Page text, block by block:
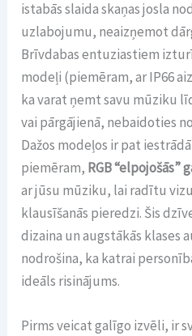
istabās slaida skaņas josla
uzlabojumu, neaizņemot
Brīvdabas entuziastiem
modeļi (piemēram, ar IP66
ka varat ņemt savu mūziku
vai pārgājienā, nebaidoties
Dažos modeļos ir pat
piemēram, RGB “elpojošās”
ar jūsu mūziku, lai radītu
klausīšanās pieredzi. Šis
dizaina un augstākās klases
nodrošina, ka katrai
ideāls risinājums.
Pirms veicat galīgo izvēli, ir